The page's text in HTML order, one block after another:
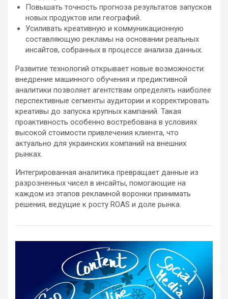
Повышать точность прогноза результатов запусков
новых продуктов или географий.
Усиливать креативную и коммуникационную
составляющую рекламы на основании реальных
инсайтов, собранных в процессе анализа данных.
Развитие технологий открывает новые возможности:
внедрение машинного обучения и предиктивной
аналитики позволяет агентствам определять наиболее
перспективные сегменты аудитории и корректировать
креативы до запуска крупных кампаний. Такая
проактивность особенно востребована в условиях
высокой стоимости привлечения клиента, что
актуально для украинских компаний на внешних
рынках.
Интегрированная аналитика превращает данные из
разрозненных чисел в инсайты, помогающие на
каждом из этапов рекламной воронки принимать
решения, ведущие к росту ROAS и доле рынка.